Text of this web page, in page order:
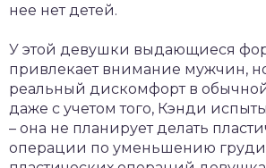
нее нет детей.
У этой девушки выдающиеся
привлекает внимание мужчин,
реальный дискомфорт в
даже с учетом того, Кэнди
– она не планирует делать
операции по уменьшению груди.